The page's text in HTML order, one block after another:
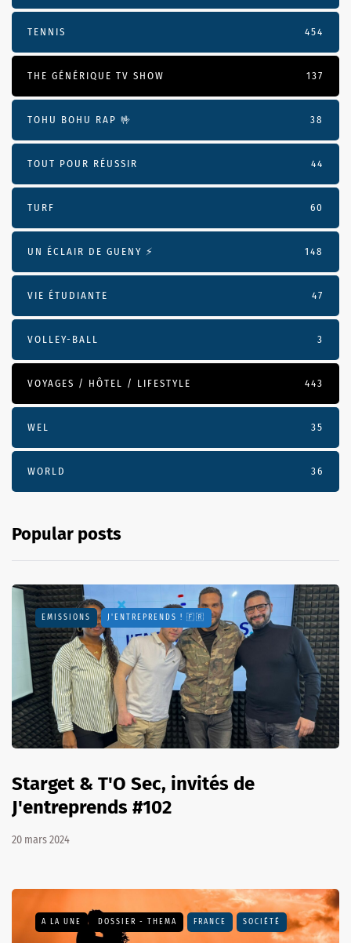
TENNIS 454
THE GÉNÉRIQUE TV SHOW 137
TOHU BOHU RAP 🤟 38
TOUT POUR RÉUSSIR 44
TURF 60
UN ÉCLAIR DE GUENY ⚡️ 148
VIE ÉTUDIANTE 47
VOLLEY-BALL 3
VOYAGES / HÔTEL / LIFESTYLE 443
WEL 35
WORLD 36
Popular posts
EMISSIONS J'ENTREPRENDS ! 🇫🇷
Starget & T'O Sec, invités de
J'entreprends #102
20 mars 2024
A LA UNE DOSSIER - THEMA FRANCE SOCIÉTÉ